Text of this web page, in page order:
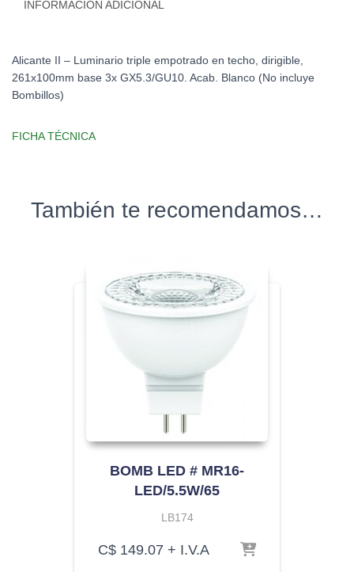
INFORMACIÓN ADICIONAL
Alicante II – Luminario triple empotrado en techo, dirigible,
261x100mm base 3x GX5.3/GU10. Acab. Blanco (No incluye
Bombillos)
FICHA TÉCNICA
También te recomendamos…
BOMB LED # MR16-
LED/5.5W/65
LB174
C$ 149.07 + I.V.A